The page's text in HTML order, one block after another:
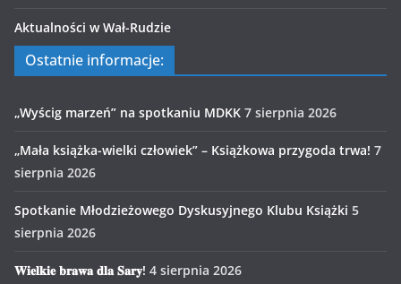
Aktualności w Wał-Rudzie
Ostatnie informacje:
„Wyścig marzeń” na spotkaniu MDKK 7 sierpnia 2026
„Mała książka-wielki człowiek” – Książkowa przygoda trwa! 7
sierpnia 2026
Spotkanie Młodzieżowego Dyskusyjnego Klubu Książki 5
sierpnia 2026
𝐖𝐢𝐞𝐥𝐤𝐢𝐞 𝐛𝐫𝐚𝐰𝐚 𝐝𝐥𝐚 𝐒𝐚𝐫𝐲! 4 sierpnia 2026